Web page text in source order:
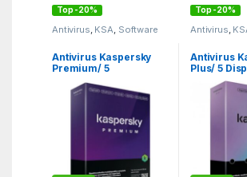
Top -20%
Antivirus KSA Software
Antivirus Kaspersky
Premium/ 5
Top -20%
Antivirus
Antivirus
Plus/ 5